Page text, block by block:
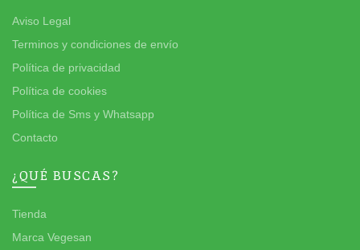
Aviso Legal
Terminos y condiciones de envío
Política de privacidad
Política de cookies
Política de Sms y Whatsapp
Contacto
¿QUÉ BUSCAS?
Tienda
Marca Vegesan